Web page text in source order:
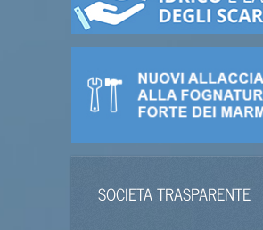
SOCIETA TRASPARENTE